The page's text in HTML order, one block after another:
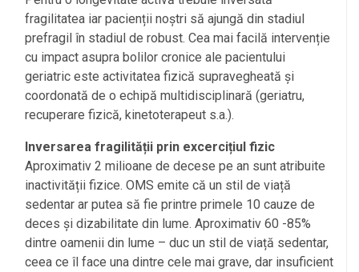
fragilitatea iar pacienții noștri să ajungă din stadiul
prefragil în stadiul de robust. Cea mai facilă intervenție
cu impact asupra bolilor cronice ale pacientului
geriatric este activitatea fizică supravegheată și
coordonată de o echipă multidisciplinară (geriatru,
recuperare fizică, kinetoterapeut s.a.).
Inversarea fragilității prin excercițiul fizic
Aproximativ 2 milioane de decese pe an sunt atribuite
inactivității fizice. OMS emite că un stil de viață
sedentar ar putea să fie printre primele 10 cauze de
deces și dizabilitate din lume. Aproximativ 60 -85%
dintre oamenii din lume – duc un stil de viață sedentar,
ceea ce îl face una dintre cele mai grave, dar insuficient